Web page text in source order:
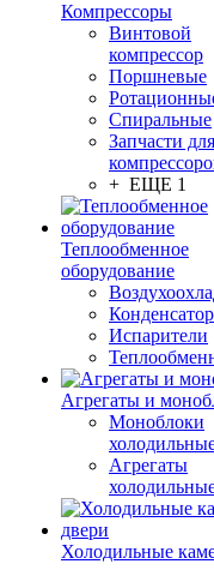
Компрессоры
Винтовой
компрессор
Поршневые
Спиральные
Запчасти для
+ ЕЩЕ 1
Теплообменное
оборудование
Испарители
Агрегаты и
Моноблоки
Агрегаты
Холодильные